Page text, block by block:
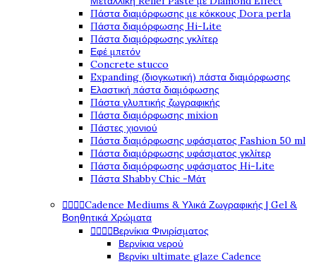
Πάστα διαμόρφωσης με κόκκους Dora perla
Πάστα διαμόρφωσης Hi-Lite
Πάστα διαμόρφωσης γκλίτερ
Εφέ μπετόν
Concrete stucco
Expanding (διογκωτική) πάστα διαμόρφωσης
Ελαστική πάστα διαμόφωσης
Πάστα γλυπτικής ζωγραφικής
Πάστα διαμόρφωσης mixion
Πάστες χιονιού
Πάστα διαμόρφωσης υφάσματος Fashion 50 ml
Πάστα διαμόρφωσης υφάσματος γκλίτερ
Πάστα διαμόρφωσης υφάσματος Hi-Lite
Πάστα Shabby Chic -Μάτ
   Cadence Mediums & Υλικά Ζωγραφικής | Gel &
Βοηθητικά Χρώματα
   Βερνίκια Φινιρίσματος
Βερνίκια νερού
Βερνίκι ultimate glaze Cadence